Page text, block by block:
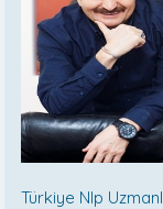
Türkiye Nlp